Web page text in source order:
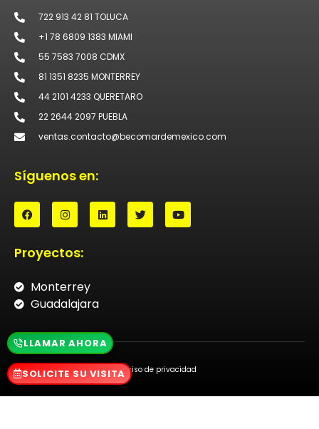
722 913 42 81 TOLUCA
+1 78 6809 1383 MIAMI
55 7583 7008 CDMX
81 1351 8235 MONTERREY
44 2101 4233 QUERETARO
22 2644 2097 PUEBLA
ventas.contacto@becomardemexico.com
Síguenos en:
Proyectos:
Monterrey
Guadalajara
Aviso de privacidad
LLAMAR AHORA
SOLICITE SU VISITA